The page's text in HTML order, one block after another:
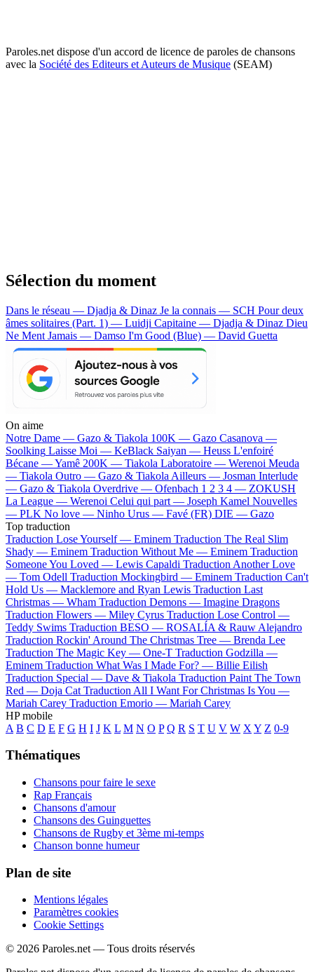
Paroles.net dispose d'un accord de licence de paroles de chansons
avec la Société des Editeurs et Auteurs de Musique (SEAM)
Sélection du moment
Dans le réseau — Djadja & Dinaz Je la connais — SCH Pour deux
âmes solitaires (Part. 1) — Luidji Capitaine — Djadja & Dinaz Dieu
Ne Ment Jamais — Damso I'm Good (Blue) — David Guetta
On aime
Notre Dame — Gazo & Tiakola 100K — Gazo Casanova —
Soolking Laisse Moi — KeBlack Saiyan — Heuss L'enfoiré
Bécane —Yamê 200K — Tiakola Laboratoire — Werenoi Meuda
— Tiakola Outro — Gazo & Tiakola Ailleurs — Josman Interlude
— Gazo & Tiakola Overdrive — Ofenbach 1 2 3 4 — ZOKUSH
La League — Werenoi Celui qui part — Joseph Kamel Nouvelles
— PLK No love — Ninho Urus — Favé (FR) DIE — Gazo
Top traduction
Traduction Lose Yourself — Eminem Traduction The Real Slim
Shady — Eminem Traduction Without Me — Eminem Traduction
Someone You Loved — Lewis Capaldi Traduction Another Love
— Tom Odell Traduction Mockingbird — Eminem Traduction Can't
Hold Us — Macklemore and Ryan Lewis Traduction Last
Christmas — Wham Traduction Demons — Imagine Dragons
Traduction Flowers — Miley Cyrus Traduction Lose Control —
Teddy Swims Traduction BESO — ROSALÍA & Rauw Alejandro
Traduction Rockin' Around The Christmas Tree — Brenda Lee
Traduction The Magic Key — One-T Traduction Godzilla —
Eminem Traduction What Was I Made For? — Billie Eilish
Traduction Special — Dave & Tiakola Traduction Paint The Town
Red — Doja Cat Traduction All I Want For Christmas Is You —
Mariah Carey Traduction Emorio — Mariah Carey
HP mobile
A B C D E F G H I J K L M N O P Q R S T U V W X Y Z 0-9
Thématiques
Chansons pour faire le sexe
Rap Français
Chansons d'amour
Chansons des Guinguettes
Chansons de Rugby et 3ème mi-temps
Chanson bonne humeur
Plan de site
Mentions légales
Paramètres cookies
Cookie Settings
© 2026 Paroles.net — Tous droits réservés